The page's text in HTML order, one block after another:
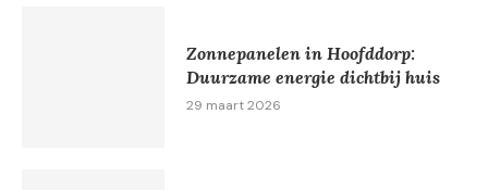
Zonnepanelen in Hoofddorp:
Duurzame energie dichtbij huis
29 maart 2026